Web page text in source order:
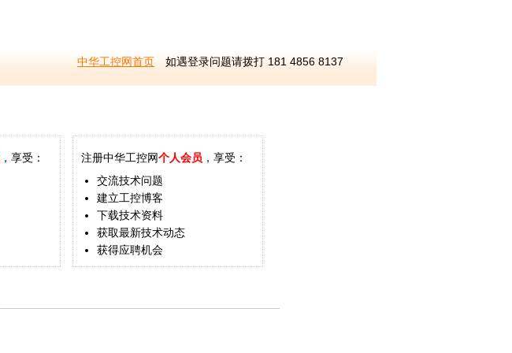
中华工控网首页 如遇登录问题请拨打 181 4856 8137
，享受：
注册中华工控网个人会员 ，享受：
交流技术问题
建立工控博客
下载技术资料
获取最新技术动态
获得应聘机会